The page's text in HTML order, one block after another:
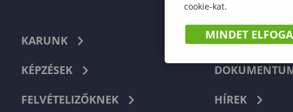
KARUNK
KÉPZÉSEK
FELVÉTELIZŐKNEK HÍREK
cookie-kat.
MINDET